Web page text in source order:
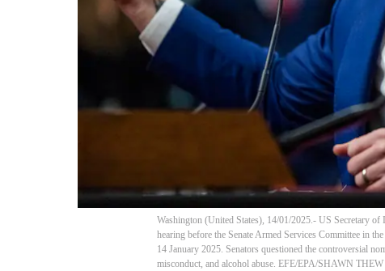
Washington (United States), 14/01/2025.- US Secretary
hearing before the Senate Armed Services Committee in
14 January 2025. Senators questioned the controversial
misconduct, and alcohol abuse. EFE/EPA/SHAWN THEW